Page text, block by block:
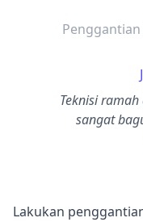
Teknisi
sangat
Lakukan